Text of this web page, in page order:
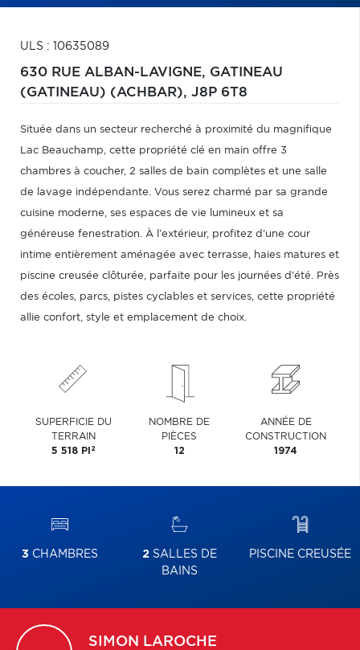
ULS : 10635089
630 RUE ALBAN-LAVIGNE, GATINEAU
(GATINEAU) (ACHBAR), J8P 6T8
Située dans un secteur recherché à proximité du magnifique
Lac Beauchamp, cette propriété clé en main offre 3
chambres à coucher, 2 salles de bain complètes et une salle
de lavage indépendante. Vous serez charmé par sa grande
cuisine moderne, ses espaces de vie lumineux et sa
généreuse fenestration. À l'extérieur, profitez d'une cour
intime entièrement aménagée avec terrasse, haies matures et
piscine creusée clôturée, parfaite pour les journées d'été. Près
des écoles, parcs, pistes cyclables et services, cette propriété
allie confort, style et emplacement de choix.
SUPERFICIE DU
TERRAIN
5 518 PI 2
NOMBRE DE
PIÈCES
12
ANNÉE DE
CONSTRUCTION
1974
3 CHAMBRES 2 SALLES DE
BAINS
PISCINE CREUSÉE
SIMON LAROCHE